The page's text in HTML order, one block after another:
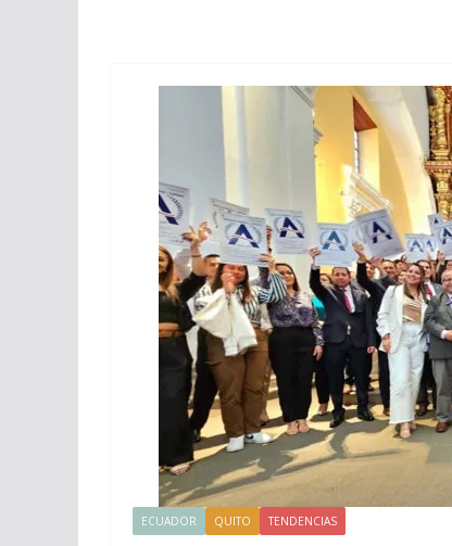
ECUADOR QUITO TENDENCIAS